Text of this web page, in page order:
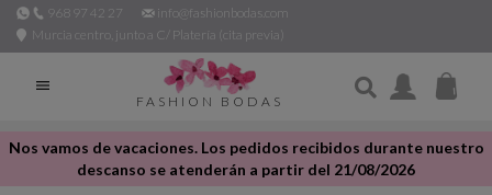
968 97 42 27
info@fashionbodas.com
Murcia centro, junto a C/ Platería (cita previa)

FASHION BODAS
Nos vamos de vacaciones. Los pedidos recibidos durante nuestro
descanso se atenderán a partir del 21/08/2026